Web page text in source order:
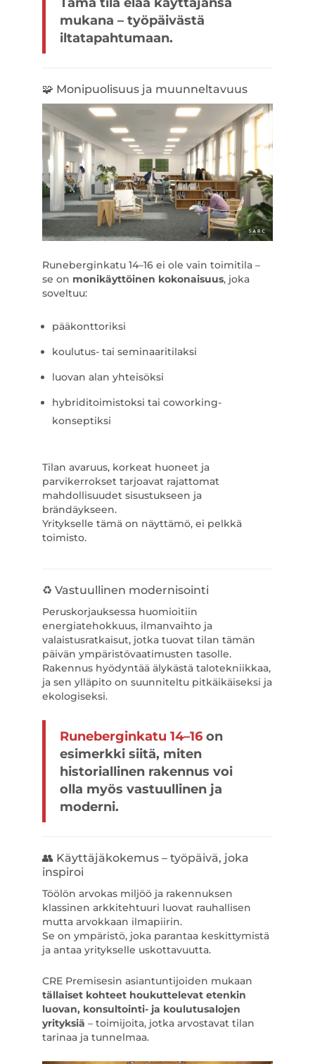
mukana – työpäivästä
iltatapahtumaan.
🧩 Monipuolisuus ja muunneltavuus
Runeberginkatu 14–16 ei ole vain toimitila –
se on monikäyttöinen kokonaisuus, joka
soveltuu:
pääkonttoriksi
koulutus- tai seminaaritilaksi
luovan alan yhteisöksi
hybriditoimistoksi tai coworking-
konseptiksi
Tilan avaruus, korkeat huoneet ja
parvikerrokset tarjoavat rajattomat
mahdollisuudet sisustukseen ja
brändäykseen.
Yritykselle tämä on näyttämö, ei pelkkä
toimisto.
♻️ Vastuullinen modernisointi
Peruskorjauksessa huomioitiin
energiatehokkuus, ilmanvaihto ja
valaistusratkaisut, jotka tuovat tilan tämän
päivän ympäristövaatimusten tasolle.
Rakennus hyödyntää älykästä talotekniikkaa,
ja sen ylläpito on suunniteltu pitkäikäiseksi ja
ekologiseksi.
Runeberginkatu 14–16on
esimerkki siitä, miten
historiallinen rakennus voi
olla myös vastuullinen ja
moderni.
👥 Käyttäjäkokemus – työpäivä, joka
inspiroi
Töölön arvokas miljöö ja rakennuksen
klassinen arkkitehtuuri luovat rauhallisen
mutta arvokkaan ilmapiirin.
Se on ympäristö, joka parantaa keskittymistä
ja antaa yritykselle uskottavuutta.
CRE Premisesin asiantuntijoiden mukaan
tällaiset kohteet houkuttelevat etenkin
luovan, konsultointi- ja koulutusalojen
yrityksiä – toimijoita, jotka arvostavat tilan
tarinaa ja tunnelmaa.